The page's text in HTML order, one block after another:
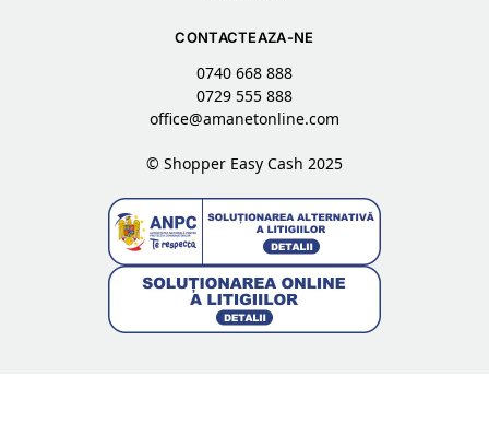
CONTACTEAZA-NE
0740 668 888
0729 555 888
office@amanetonline.com
© Shopper Easy Cash 2025